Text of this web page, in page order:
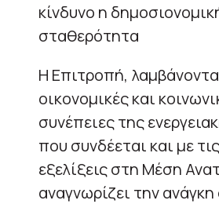
κίνδυνο η
σταθερότητα
Η Επιτροπή,
οικονομικές και
συνέπειες της
που συνδέεται και με
εξελίξεις στη Μέση
αναγνωρίζει την